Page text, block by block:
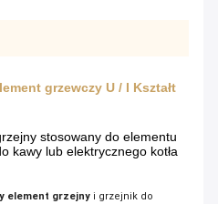
grzewczy U / I Kształt
stosowany do elementu
kawy lub elektrycznego kotła
element grzejny i grzejnik do